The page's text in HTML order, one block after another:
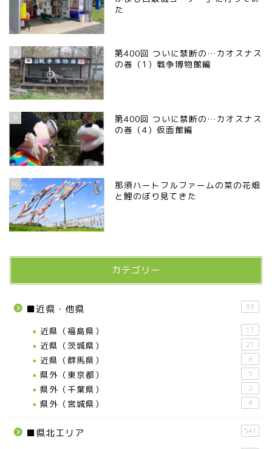
た
8
第400回 ついに禁断の…カオスナス
の巻（1）戦争博物館編
9
第400回 ついに禁断の…カオスナス
の巻（4）仮面館編
10
那須ハートフルファームの菜の花畑
と鯉のぼり見てきた
カテゴリー
■近県・他県 53
近県（福島県） 17
近県（茨城県） 21
近県（群馬県） 4
県外（東京都） 5
県外（千葉県） 2
県外（宮城県） 4
■県北エリア 541